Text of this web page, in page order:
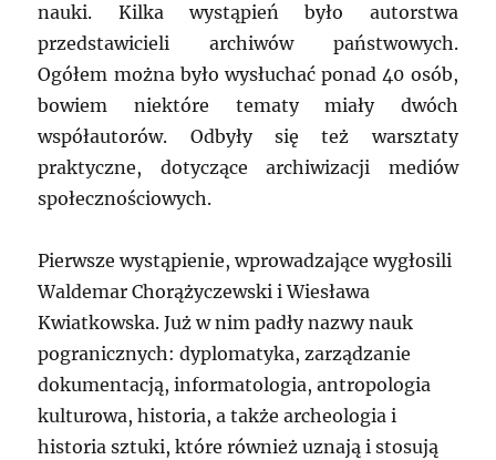
nauki. Kilka wystąpień było autorstwa
przedstawicieli archiwów państwowych.
Ogółem można było wysłuchać ponad 40 osób,
bowiem niektóre tematy miały dwóch
współautorów. Odbyły się też warsztaty
praktyczne, dotyczące archiwizacji mediów
społecznościowych.
Pierwsze wystąpienie, wprowadzające wygłosili
Waldemar Chorążyczewski i Wiesława
Kwiatkowska. Już w nim padły nazwy nauk
pogranicznych: dyplomatyka, zarządzanie
dokumentacją, informatologia, antropologia
kulturowa, historia, a także archeologia i
historia sztuki, które również uznają i stosują